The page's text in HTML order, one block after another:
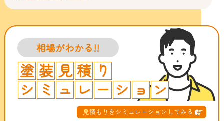
相場がわかる!!
塗 装 見 積 り
シ ミ ュ レ ー シ ョ ン
見積もりをシミュレーションしてみる